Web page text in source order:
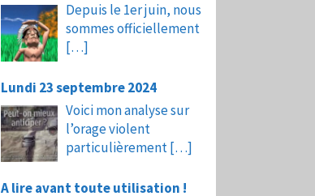
Depuis le 1er juin, nous
sommes officiellement
[…]
Lundi 23 septembre 2024
Voici mon analyse sur
l’orage violent
particulièrement[…]
A lire avant toute utilisation !